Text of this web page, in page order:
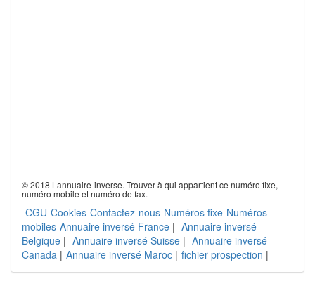
© 2018 Lannuaire-inverse. Trouver à qui appartient ce numéro fixe,
numéro mobile et numéro de fax.
CGU Cookies Contactez-nous Numéros fixe Numéros
mobiles Annuaire inversé France | Annuaire inversé
Belgique | Annuaire inversé Suisse | Annuaire inversé
Canada | Annuaire inversé Maroc | fichier prospection |